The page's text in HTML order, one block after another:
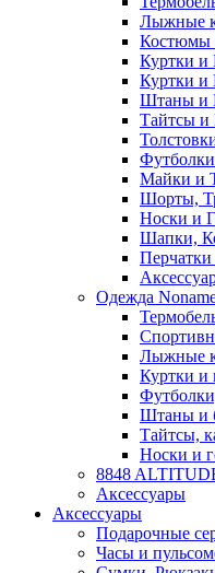
Лыжные
Костюмы
Куртки и
Куртки и
Штаны и
Тайтсы и
Майки и
Шорты,
Носки и
Шапки,
Одежда
Лыжные
Куртки и
Штаны и
Тайтсы,
Носки и
8848
Аксессуары
Аксессуары
Подарочные
Часы и